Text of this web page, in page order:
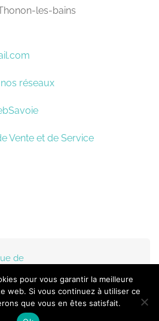
les-bains
réseaux
Vente et de Service
de
pour vous garantir la meilleure
web. Si vous continuez à utiliser ce
que vous en êtes satisfait.